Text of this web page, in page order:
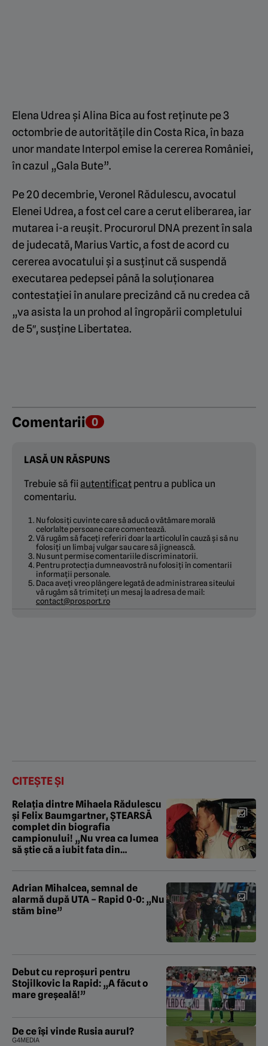
Elena Udrea și Alina Bica au fost reținute pe 3
octombrie de autoritățile din Costa Rica, în baza
unor mandate Interpol emise la cererea României,
în cazul „Gala Bute”.
Pe 20 decembrie, Veronel Rădulescu, avocatul
Elenei Udrea, a fost cel care a cerut eliberarea, iar
mutarea i-a reușit. Procurorul DNA prezent în sala
de judecată, Marius Vartic, a fost de acord cu
cererea avocatului și a susținut că suspendă
executarea pedepsei până la soluționarea
contestației în anulare precizând că nu credea că
„va asista la un prohod al îngropării completului
de 5″, susține Libertatea.
Comentarii 0
LASĂ UN RĂSPUNS
Trebuie să fii autentificat pentru a publica un
comentariu.
Nu folosiți cuvinte care să aducă o vătămare morală
celorlalte persoane care comentează.
Vă rugăm să faceți referiri doar la articolul în cauză și să nu
folosiți un limbaj vulgar sau care să jignească.
Nu sunt permise comentariile discriminatorii.
Pentru protecția dumneavostră nu folosiți în comentarii
informații personale.
Daca aveți vreo plângere legată de administrarea siteului
vă rugăm să trimiteți un mesaj la adresa de mail:
contact@prosport.ro
CITEȘTE ȘI
Relația dintre Mihaela Rădulescu
și Felix Baumgartner, ȘTEARSĂ
complet din biografia
campionului! „Nu vrea ca lumea
să știe că a iubit fata din
Adrian Mihalcea, semnal de
alarmă după UTA – Rapid 0-0: „Nu
stăm bine”
Debut cu reproșuri pentru
Stojilkovic la Rapid: „A făcut o
mare greșeală!”
De ce își vinde Rusia aurul?
G4MEDIA